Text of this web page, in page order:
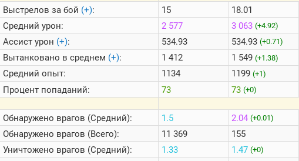
Выстрелов за бой (+):
Средний урон:
Ассист урон (+):
Вытанковано в среднем (+):
Средний опыт:
Процент попаданий:
Обнаружено врагов (Средний):
Обнаружено врагов (Всего):
Уничтожено врагов (Средний):
15
2 577
534.93
1 412
1134
73
1.5
11 369
1.33
18.01
3 063 (+4.92)
534.93 (+0.71)
1 549 (+1.38)
1199 (+1)
73 (+0)
2.04 (+0.01)
155
1.47 (+0)